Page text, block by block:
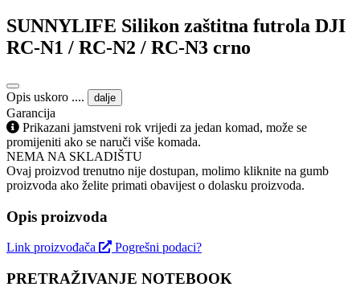
SUNNYLIFE Silikon zaštitna futrola DJI
RC-N1 / RC-N2 / RC-N3 crno
Opis uskoro .... dalje
Garancija
Prikazani jamstveni rok vrijedi za jedan komad, može se
promijeniti ako se naruči više komada.
NEMA NA SKLADIŠTU
Ovaj proizvod trenutno nije dostupan, molimo kliknite na gumb
proizvoda ako želite primati obavijest o dolasku proizvoda.
Opis proizvoda
Link proizvođača Pogrešni podaci?
PRETRAŽIVANJE NOTEBOOK